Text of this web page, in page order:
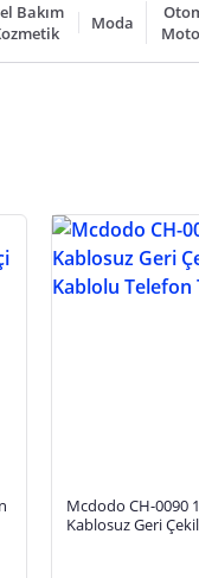
Bakım
Moda
Mcdodo CH-0090
Kablosuz Geri